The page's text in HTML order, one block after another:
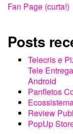
Fan Page (curta!)
Posts
Telecris e
Tele
Android
Panfletos
Review
PopUp